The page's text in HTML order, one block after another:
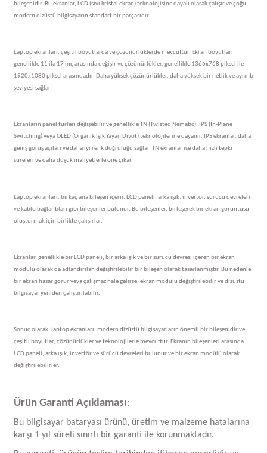
bileşenidir. Bu ekranlar, LCD (sıvı kristal ekran) teknolojisine dayalı olarak çalışır ve çoğu
modern dizüstü bilgisayarın standart bir parçasıdır.
Laptop ekranları, çeşitli boyutlarda ve çözünürlüklerde mevcuttur. Ekran boyutları
genellikle 11 ila 17 inç arasında değişir ve çözünürlükler, genellikle 1366x768 piksel ile
1920x1080 piksel arasındadır. Daha yüksek çözünürlükler, daha yüksek bir netlik ve ayrıntı
seviyesi sağlar.
Ekranların panel türleri değişebilir ve genellikle TN (Twisted Nematic), IPS (In-Plane
Switching) veya OLED (Organik Işık Yayan Diyot) teknolojilerine dayanır. IPS ekranlar, daha
geniş görüş açıları ve daha iyi renk doğruluğu sağlar, TN ekranlar ise daha hızlı tepki
süreleri ve daha düşük maliyetlerle öne çıkar.
Laptop ekranları, birkaç ana bileşen içerir. LCD paneli, arka ışık, invertör, sürücü devreleri
ve kablo bağlantıları gibi bileşenler bulunur. Bu bileşenler, birleşerek bir ekran görüntüsü
oluşturmak için birlikte çalışırlar.
Ekranlar, genellikle bir LCD paneli, bir arka ışık ve bir sürücü devresi içeren bir ekran
modülü olarak da adlandırılan değiştirilebilir bir bileşen olarak tasarlanmıştır. Bu nedenle,
bir ekran hasar görür veya çalışmaz hale gelirse, ekran modülü değiştirilebilir ve dizüstü
bilgisayar yeniden çalıştırılabilir.
Sonuç olarak, laptop ekranları, modern dizüstü bilgisayarların önemli bir bileşenidir ve
çeşitli boyutlar, çözünürlükler ve teknolojilerle mevcuttur. Ekranın bileşenleri arasında
LCD paneli, arka ışık, invertör ve sürücü devreleri bulunur ve bir ekran modülü olarak
değiştirilebilirler.
Ürün Garanti Açıklaması:
Bu bilgisayar bataryası ürünü, üretim ve malzeme hatalarına
karşı 1 yıl süreli sınırlı bir garanti ile korunmaktadır.